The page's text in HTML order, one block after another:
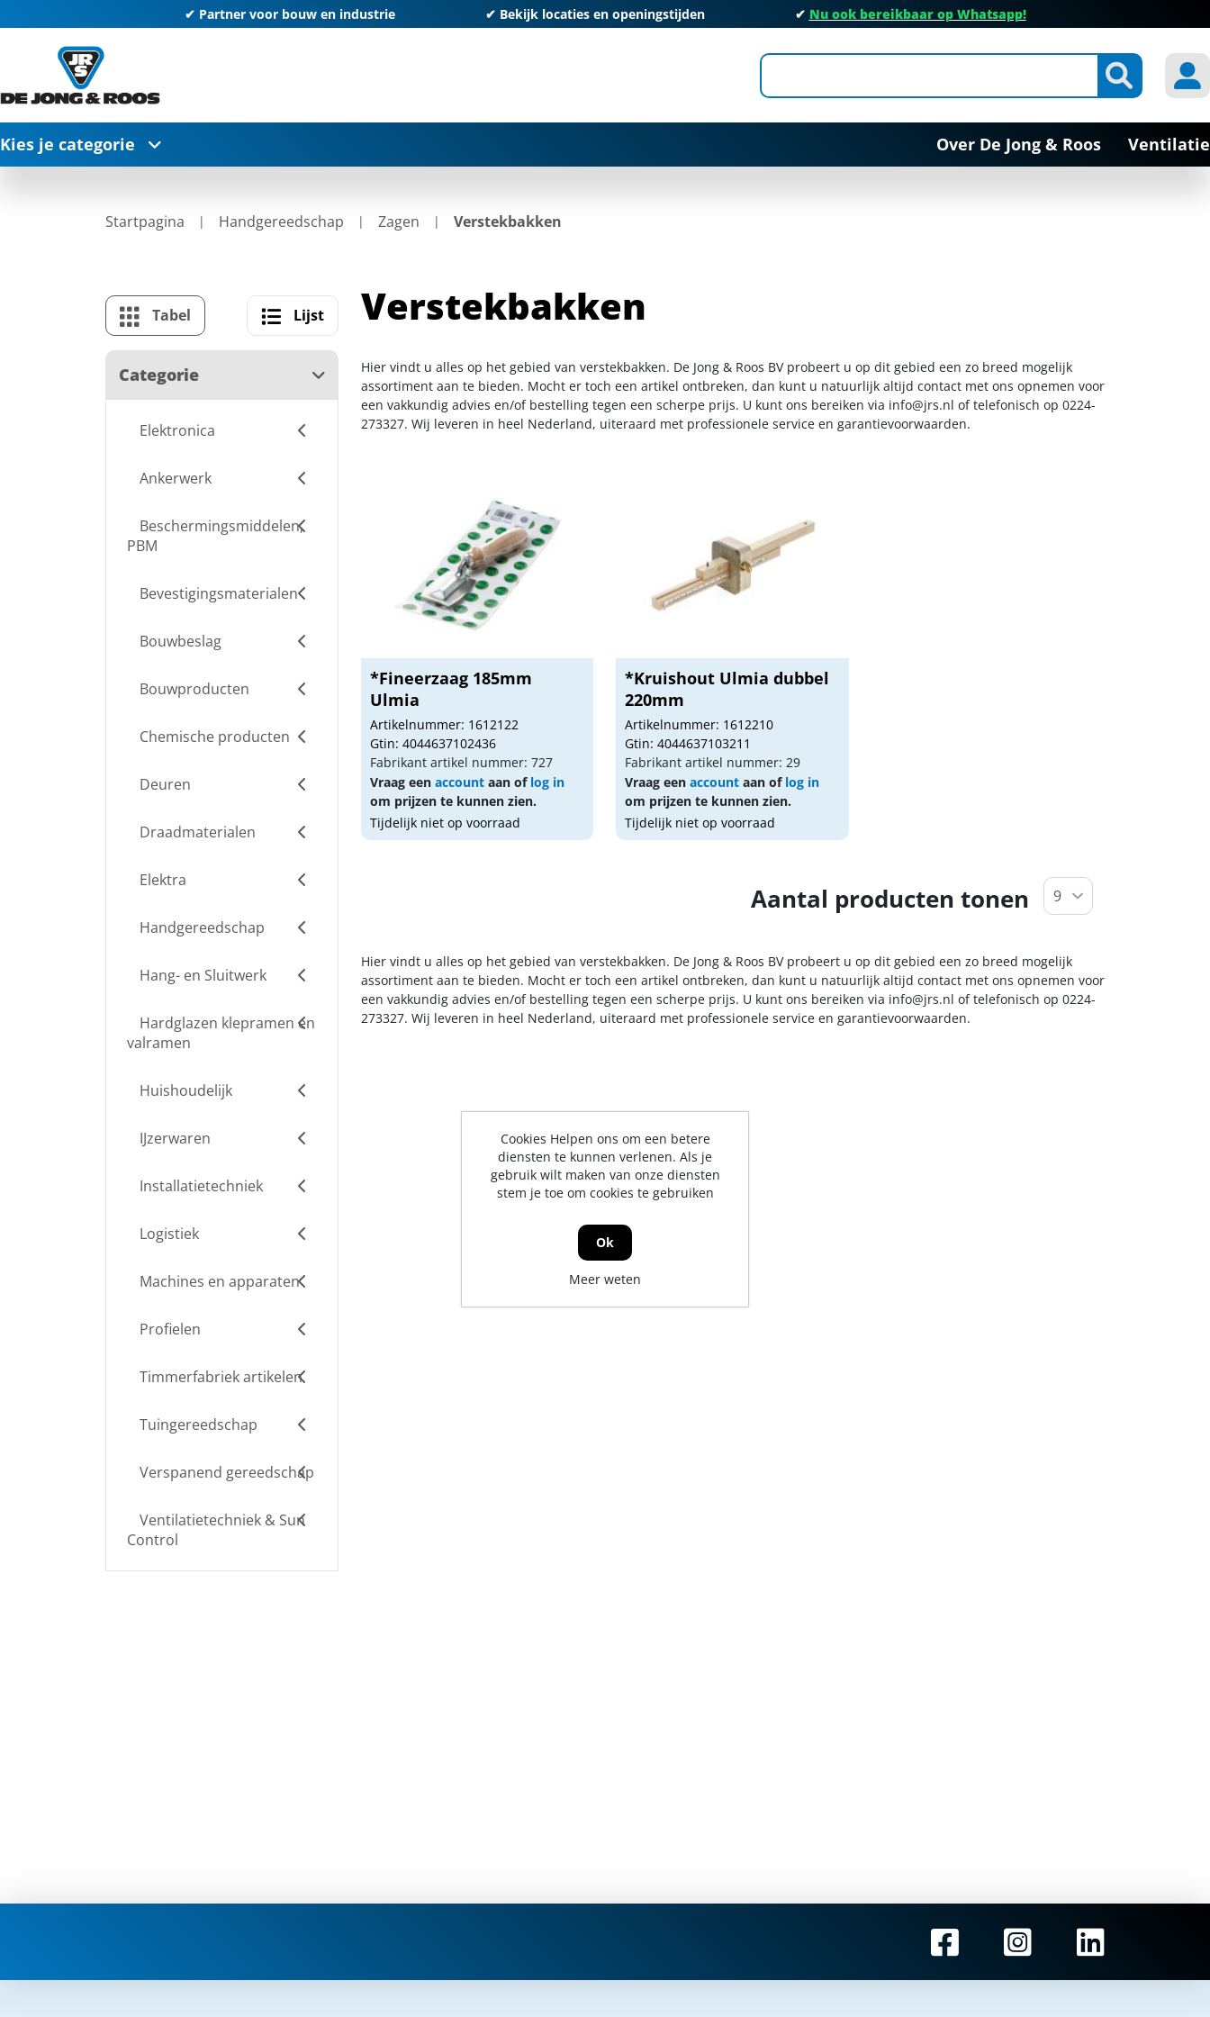
✔ Partner voor bouw en industrie ✔ Bekijk locaties en openingstijden ✔ Nu ook bereikbaar op Whatsapp!
Kies je categorie Over De Jong & Roos Ventilatie
Startpagina Handgereedschap Zagen Verstekbakken
Tabel Lijst
Categorie
Elektronica
Ankerwerk
Beschermingsmiddelen,
PBM
Bevestigingsmaterialen
Bouwbeslag
Bouwproducten
Chemische producten
Deuren
Draadmaterialen
Elektra
Handgereedschap
Hang- en Sluitwerk
Hardglazen klepramen en
valramen
Huishoudelijk
IJzerwaren
Installatietechniek
Logistiek
Machines en apparaten
Profielen
Timmerfabriek artikelen
Tuingereedschap
Verspanend gereedschap
Ventilatietechniek & Sun
Control
Verstekbakken
Hier vindt u alles op het gebied van verstekbakken. De Jong & Roos BV probeert u op dit gebied een zo breed mogelijk
assortiment aan te bieden. Mocht er toch een artikel ontbreken, dan kunt u natuurlijk altijd contact met ons opnemen voor
een vakkundig advies en/of bestelling tegen een scherpe prijs. U kunt ons bereiken via info@jrs.nl of telefonisch op 0224-
273327. Wij leveren in heel Nederland, uiteraard met professionele service en garantievoorwaarden.
*Fineerzaag 185mm
Ulmia
Artikelnummer: 1612122
Gtin: 4044637102436
Fabrikant artikel nummer: 727
Vraag een accountaan of log in
om prijzen te kunnen zien.
Tijdelijk niet op voorraad
*Kruishout Ulmia dubbel
220mm
Artikelnummer: 1612210
Gtin: 4044637103211
Fabrikant artikel nummer: 29
Vraag eenaccount aan of log in
om prijzen te kunnen zien.
Tijdelijk niet op voorraad
Aantal producten tonen
Hier vindt u alles op het gebied van verstekbakken. De Jong & Roos BV probeert u op dit gebied een zo breed mogelijk
assortiment aan te bieden. Mocht er toch een artikel ontbreken, dan kunt u natuurlijk altijd contact met ons opnemen voor
een vakkundig advies en/of bestelling tegen een scherpe prijs. U kunt ons bereiken via info@jrs.nl of telefonisch op 0224-
273327. Wij leveren in heel Nederland, uiteraard met professionele service en garantievoorwaarden.
Cookies Helpen ons om een betere
diensten te kunnen verlenen. Als je
gebruik wilt maken van onze diensten
stem je toe om cookies te gebruiken
Ok
Meer weten